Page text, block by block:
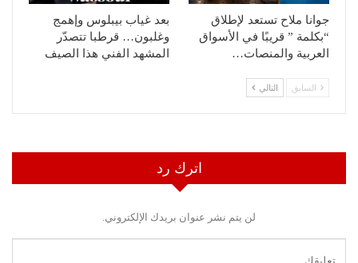
جوانا ملاح تستعد لإطلاق
“بكلمة ” قريبًا في الأسواق
العربية والمنصات…
بعد غياب بيبلوس وإهمج
وغلبون… قرطبا تتصدّر
المشهد الفني هذا الصيف
السابق التالي
اترك رد
لن يتم نشر عنوان بريدك الإلكتروني.